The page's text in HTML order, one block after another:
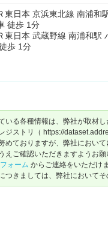
東日本 京浜東北線 南浦
徒歩 1分
東日本 武蔵野線 南浦和
歩 1分
いる各種情報は、弊社が取材
ジストリ（ https://
めておりますが、弊社におい
えご確認いただきますようお
ォーム からご連絡をいただけ
つきましては、弊社において